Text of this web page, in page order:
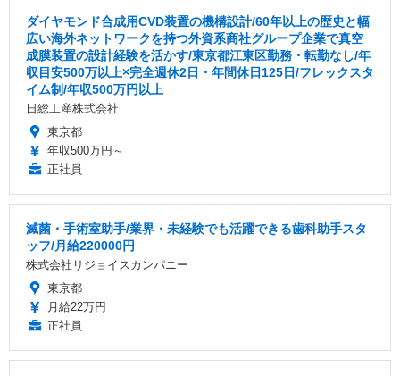
ダイヤモンド合成用CVD装置の機構設計/60年以上の歴史と幅
広い海外ネットワークを持つ外資系商社グループ企業で真空
成膜装置の設計経験を活かす/東京都江東区勤務・転勤なし/年
収目安500万以上×完全週休2日・年間休日125日/フレックスタ
イム制/年収500万円以上
日総工産株式会社
東京都
年収500万円～
正社員
滅菌・手術室助手/業界・未経験でも活躍できる歯科助手スタ
ッフ/月給220000円
株式会社リジョイスカンパニー
東京都
月給22万円
正社員